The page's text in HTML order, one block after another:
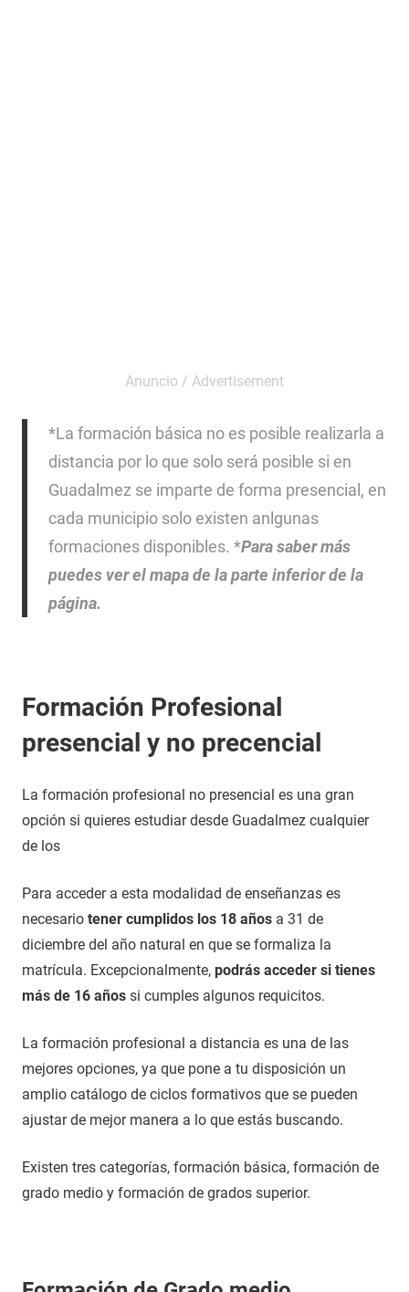
*La formación básica no es posible realizarla a
distancia por lo que solo será posible si en
Guadalmez se imparte de forma presencial, en
cada municipio solo existen anlgunas
formaciones disponibles. *Para saber más
puedes ver el mapa de la parte inferior de la
página.
Formación Profesional
presencial y no precencial
La formación profesional no presencial es una gran
opción si quieres estudiar desde Guadalmez cualquier
de los
Para acceder a esta modalidad de enseñanzas es
necesario tener cumplidos los 18 años a 31 de
diciembre del año natural en que se formaliza la
matrícula. Excepcionalmente, podrás acceder si tienes
más de 16 años si cumples algunos requicitos.
La formación profesional a distancia es una de las
mejores opciones, ya que pone a tu disposición un
amplio catálogo de ciclos formativos que se pueden
ajustar de mejor manera a lo que estás buscando.
Existen tres categorías, formación básica, formación de
grado medio y formación de grados superior.